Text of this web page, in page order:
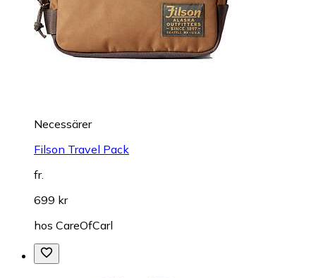
Necessärer
Filson Travel Pack
fr.
699 kr
hos CareOfCarl